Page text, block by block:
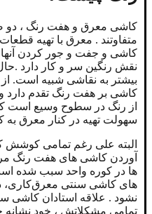
کاشی معرق و هفت رنگ ، دو
متفاوتند . معرق با تهیه
کاشی و جفت و جور کردن
نقش رنگین سر و کار دارد
بیشتر به نقاشی شبیه است.
کاشی بر هفت رنگ تقدم دارد و
از رنگ در سطوح وسیع است
سهولت تهیه در کنار معرق به
البته علی رغم تمامی
آوردن کاشی های هفت رنگ
ها در کوره واحد سبب شده
های کاشی سنتی معرق‌کاری،
نشود . علاقه استادان کاشی
تمامی مشکلاتش ، خود نشانه